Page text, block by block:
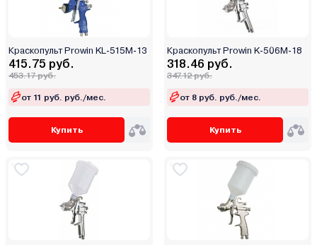
Краскопульт Prowin KL-515M-13
415.75 руб.
453.17 руб.
от 11 руб. руб./мес.
Купить
Краскопульт Prowin K-506M-18
318.46 руб.
347.12 руб.
от 8 руб. руб./мес.
Купить